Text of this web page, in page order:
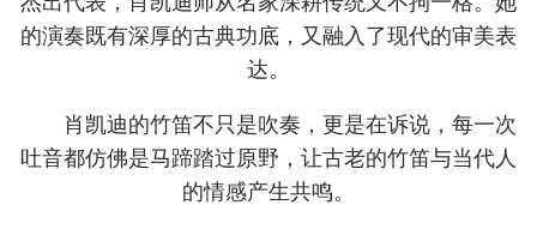
的演奏既有深厚的古典功底，又融入了现代的审美表
达。
肖凯迪的竹笛不只是吹奏，更是在诉说，每一次
吐音都仿佛是马蹄踏过原野，让古老的竹笛与当代人
的情感产生共鸣。